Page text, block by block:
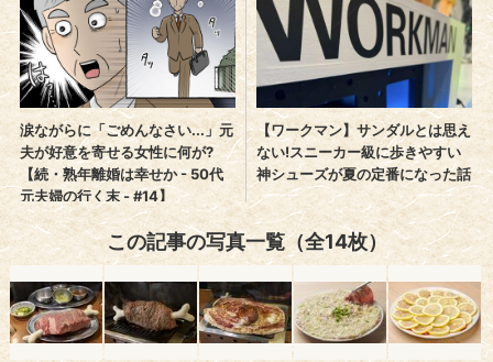
この記事の写真一覧（全14枚）